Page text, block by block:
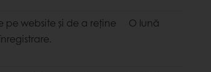
website și de a reține
O lună